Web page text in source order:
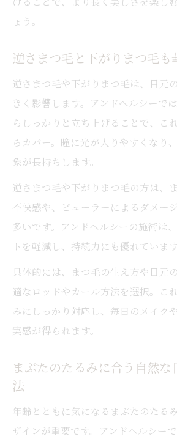
ょう。
逆さまつ毛と下がりまつ毛も
逆さまつ毛や下がりまつ毛は、目元
きく影響します。アンドヘルシーで
らしっかりと立ち上げることで、こ
らカバー。瞳に光が入りやすくなり
象が長持ちします。
逆さまつ毛や下がりまつ毛の方は、
不快感や、ビューラーによるダメー
多いです。アンドヘルシーの施術は
トを軽減し、持続力にも優れています
具体的には、まつ毛の生え方や目元
適なロッドやカール方法を選択。こ
みにしっかり対応し、毎日のメイク
実感が得られます。
まぶたのたるみに合う自然な
法
年齢とともに気になるまぶたのたる
ザインが重要です。アンドヘルシー